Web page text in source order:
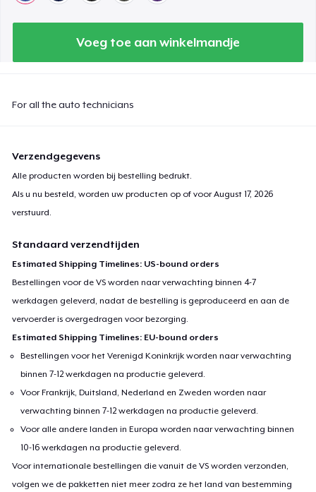
Voeg toe aan winkelmandje
For all the auto technicians
Verzendgegevens
Alle producten worden bij bestelling bedrukt.
Als u nu besteld, worden uw producten op of voorAugust 17, 2026
verstuurd.
Standaard verzendtijden
Estimated Shipping Timelines: US-bound orders
Bestellingen voor de VS worden naar verwachting binnen 4-7
werkdagen geleverd, nadat de bestelling is geproduceerd en aan de
vervoerder is overgedragen voor bezorging.
Estimated Shipping Timelines: EU-bound orders
Bestellingen voor het Verenigd Koninkrijk worden naar verwachting
binnen 7-12 werkdagen na productie geleverd.
Voor Frankrijk, Duitsland, Nederland en Zweden worden naar
verwachting binnen 7-12 werkdagen na productie geleverd.
Voor alle andere landen in Europa worden naar verwachting binnen
10-16 werkdagen na productie geleverd.
Voor internationale bestellingen die vanuit de VS worden verzonden,
volgen we de pakketten niet meer zodra ze het land van bestemming